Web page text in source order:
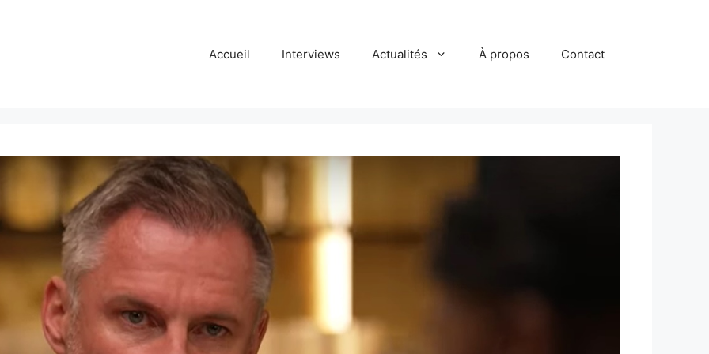
Accueil Interviews Actualités À propos Contact